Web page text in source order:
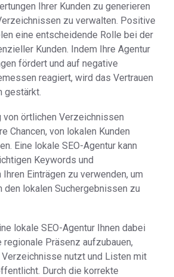
Ihrer Kunden zu generieren
zu verwalten. Positive
eine entscheidende Rolle bei der
Kunden. Indem Ihre Agentur
fördert und auf negative
reagiert, wird das Vertrauen
gestärkt.
von örtlichen Verzeichnissen
Chancen, von lokalen Kunden
Eine lokale SEO-Agentur kann
Keywords und
Einträgen zu verwenden, um
den lokalen Suchergebnissen zu
lokale SEO-Agentur Ihnen dabei
Präsenz aufzubauen,
nutzt und Listen mit
Durch die korrekte